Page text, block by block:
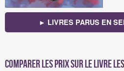
► LIVRES PARUS EN
Comparer les prix sur Le livre